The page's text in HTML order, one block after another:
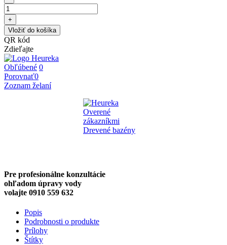
+
Vložiť do košíka
QR kód
Zdieľajte
Obľúbené 0
Porovnať0
Zoznam želaní
Pre profesionálne konzultácie
ohľadom úpravy vody
volajte 0910 559 632
Popis
Podrobnosti o produkte
Prílohy
Štítky